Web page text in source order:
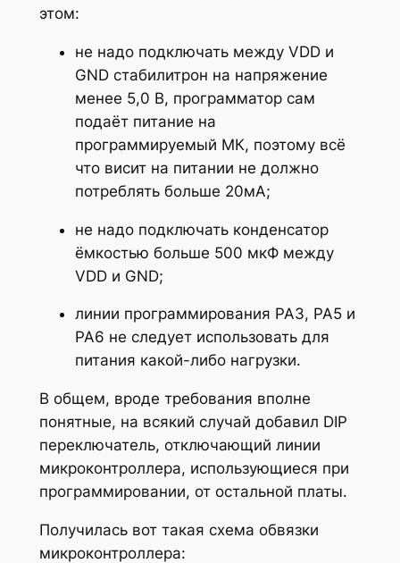
этом:
не надо подключать между VDD и
GND стабилитрон на напряжение
менее 5,0 В, программатор сам
подаёт питание на
программируемый МК, поэтому всё
что висит на питании не должно
потреблять больше 20мА;
не надо подключать конденсатор
ёмкостью больше 500 мкФ между
VDD и GND;
линии программирования PA3, PA5 и
PA6 не следует использовать для
питания какой-либо нагрузки.
В общем, вроде требования вполне
понятные, на всякий случай добавил DIP
переключатель, отключающий линии
микроконтроллера, использующиеся при
программировании, от остальной платы.
Получилась вот такая схема обвязки
микроконтроллера: